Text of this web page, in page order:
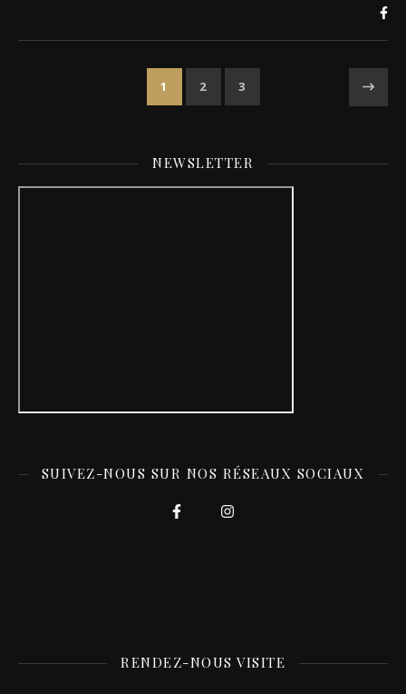
1 2 3
NEWSLETTER
SUIVEZ-NOUS SUR NOS RÉSEAUX SOCIAUX
RENDEZ-NOUS VISITE